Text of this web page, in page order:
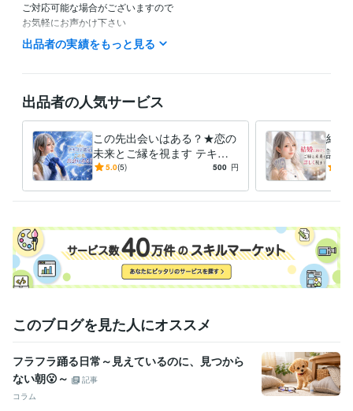
ご対応可能な場合がございますので
お気軽にお声かけ下さい
離席中のとき→ 商品ページの
「待機は何時からですか？」とお気軽に
メッセージ下さいね(^^)v
ご理解いただけますと嬉しいです
[秘密厳守] 安心してお話下さいね
霊感タロット⭐︎エアリーズ
受賞歴
プラチナ獲得から現在まで維持
産業カウンセラー 取得年 : 2022年
語学力
英語 日常会話レベル
出品者の実績をもっと見る
出品者の人気サービス
この先出会いはある？★恋の
未来とご縁を視ます テキス
ト鑑定・理想のお相手、恋愛
5.0(5) 500 円
結婚
詳し
て心
このブログを見た人にオススメ
フラフラ踊る日常～見えているのに、見つから
ない朝😮～
記事
コラム